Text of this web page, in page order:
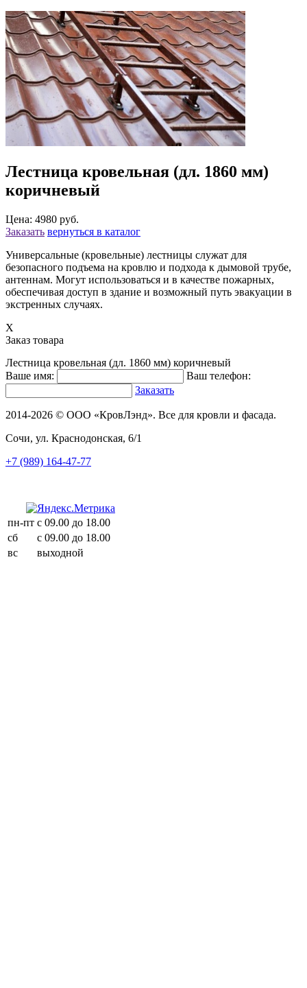
Лестница кровельная (дл. 1860 мм)
коричневый
Цена: 4980 руб.
Заказать вернуться в каталог
Универсальные (кровельные) лестницы служат для
безопасного подъема на кровлю и подхода к дымовой трубе,
антеннам. Могут использоваться и в качестве пожарных,
обеспечивая доступ в здание и возможный путь эвакуации в
экстренных случаях.
X
Заказ товара
Лестница кровельная (дл. 1860 мм) коричневый
Ваше имя:
Ваш телефон:
Заказать
2014-2026 © ООО «КровЛэнд». Все для кровли и фасада.
Сочи, ул. Краснодонская, 6/1
+7 (989) 164-47-77
пн-пт с 09.00 до 18.00
сб
с 09.00 до 18.00
вс
выходной